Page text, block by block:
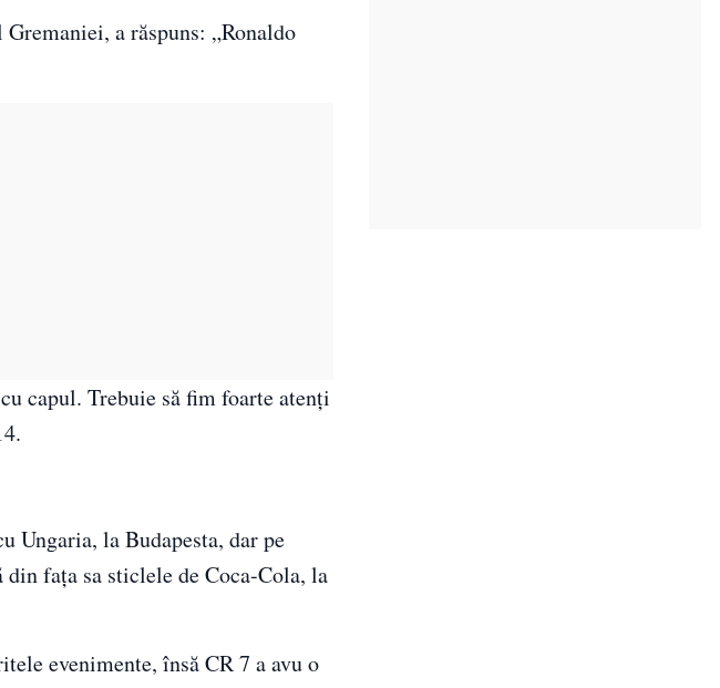
a răspuns: „Ronaldo
capul. Trebuie să fim foarte atenți
Ungaria, la Budapesta, dar pe
fața sa sticlele de Coca-Cola, la
evenimente, însă CR 7 a avu o